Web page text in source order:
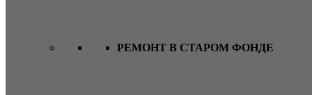
РЕМОНТ В СТАРОМ ФОНДЕ